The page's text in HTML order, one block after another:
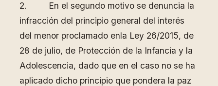
2. En el segundo motivo se denuncia la
infracción del principio general del interés
del menor proclamado enla Ley 26/2015, de
28 de julio, de Protección de la Infancia y la
Adolescencia, dado que en el caso no se ha
aplicado dicho principio que pondera la paz